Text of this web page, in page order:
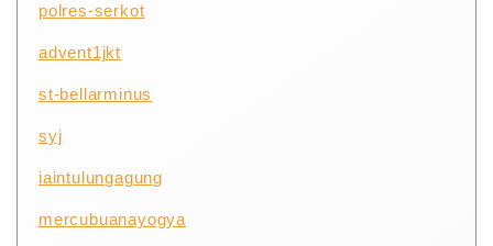
polres-serkot
advent1jkt
st-bellarminus
syj
iaintulungagung
mercubuanayogya